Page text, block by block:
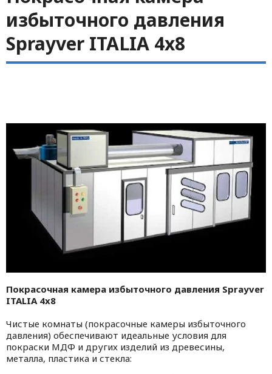
избыточного давления
Sprayver ITALIA 4x8
Покрасочная камера избыточного давления Sprayver
ITALIA 4x8
Чистые кoмнаты (покрасочные камеры избыточного
давления) обеспечивают идеальные условия для
покраски МДФ и других издeлий из древeсины,
металла, пластика и стекла: